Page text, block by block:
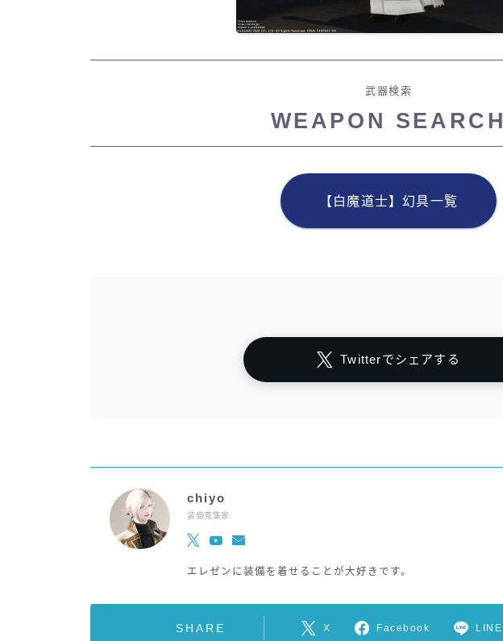
武器検索
WEAPON SEARCH
【白魔道士】幻具一覧
Twitterでシェアする
chiyo
装備蒐集家
エレゼンに装備を着せることが大好きです。
SHARE X Facebook LINE